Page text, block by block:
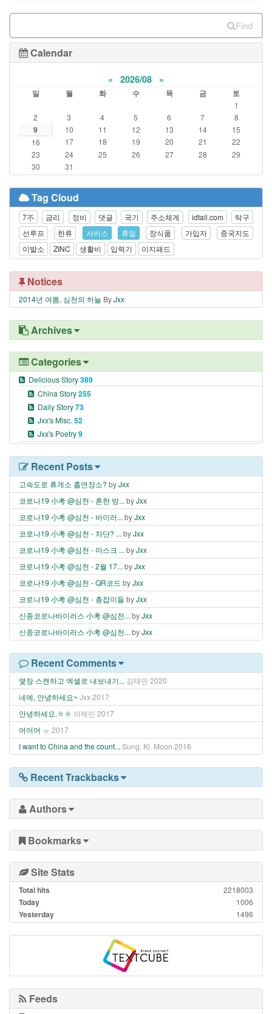
Find
Calendar
« 2026/08 »
일 월 화 수 목 금 토
1
2
3 4 5 6 7 8
9 10 11 12 13 14
15
16
17 18 19 20 21
22
23
24 25 26 27 28
29
30
31
Tag Cloud
7不 금리 정비 댓글 국기 주소체계 idtail.com
탁구
선루프
한류 서비스 휴일 장식품 가입자
중국지도
이발소
ZINC 생활비 입력기 이지패드
Notices
2014년 여름, 심천의 하늘 ByJxx
Archives
Categories
Delicious Story389
China Story255
Daily Story73
Jxx's Misc. 52
Jxx's Poetry9
Recent Posts
고속도로 휴게소 흡연장소? byJxx
코로나19 小考 @심천 - 흔한 방... byJxx
코로나19 小考 @심천 - 바이러... byJxx
코로나19 小考 @심천 - 차단? ... byJxx
코로나19 小考 @심천 - 마스크 ... byJxx
코로나19 小考 @심천 - 2월 17... byJxx
코로나19 小考 @심천 - QR코드 byJxx
코로나19 小考 @심천 - 총잡이들 byJxx
신종코로나바이러스 小考 @심천... byJxx
신종코로나바이러스 小考 @심천... byJxx
Recent Comments
몇장 스캔하고 엑셀로 내보내기... 김태민 2020
네에, 안녕하세요~ Jxx2017
안녕하세요.ㅎㅎ 이제민 2017
어어어 ㅠ 2017
I want to China and the count... Sung. Ki. Moon 2016
Recent Trackbacks
Authors
Bookmarks
Site Stats
Total hits 2218003
Today 1006
Yesterday 1496
Feeds